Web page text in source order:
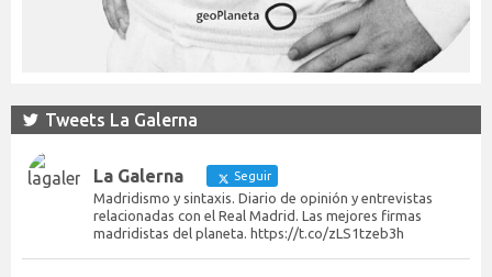
Tweets La Galerna
La Galerna Seguir
Madridismo y sintaxis. Diario de opinión y entrevistas
relacionadas con el Real Madrid. Las mejores firmas
madridistas del planeta. https://t.co/zLS1tzeb3h